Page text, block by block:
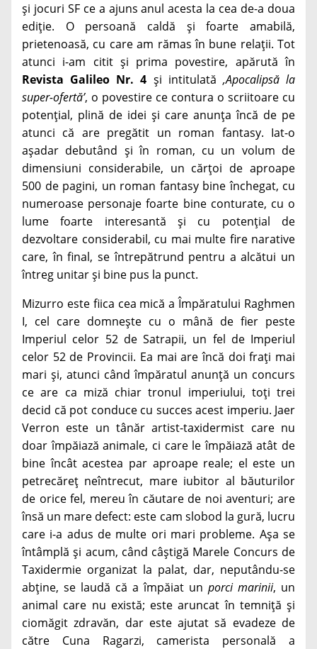
și jocuri SF ce a ajuns anul acesta la cea de-a doua
ediție. O persoană caldă și foarte amabilă,
prietenoasă, cu care am rămas în bune relații. Tot
atunci i-am citit și prima povestire, apărută în
Revista Galileo Nr. 4 și intitulată ‚Apocalipsă la
super-ofertă’, o povestire ce contura o scriitoare cu
potențial, plină de idei și care anunța încă de pe
atunci că are pregătit un roman fantasy. Iat-o
așadar debutând și în roman, cu un volum de
dimensiuni considerabile, un cărțoi de aproape
500 de pagini, un roman fantasy bine închegat, cu
numeroase personaje foarte bine conturate, cu o
lume foarte interesantă și cu potențial de
dezvoltare considerabil, cu mai multe fire narative
care, în final, se întrepătrund pentru a alcătui un
întreg unitar și bine pus la punct.
Mizurro este fiica cea mică a Împăratului Raghmen
I, cel care domnește cu o mână de fier peste
Imperiul celor 52 de Satrapii, un fel de Imperiul
celor 52 de Provincii. Ea mai are încă doi frați mai
mari și, atunci când împăratul anunță un concurs
ce are ca miză chiar tronul imperiului, toți trei
decid că pot conduce cu succes acest imperiu. Jaer
Verron este un tânăr artist-taxidermist care nu
doar împăiază animale, ci care le împăiază atât de
bine încât acestea par aproape reale; el este un
petrecăreț neîntrecut, mare iubitor al băuturilor
de orice fel, mereu în căutare de noi aventuri; are
însă un mare defect: este cam slobod la gură, lucru
care i-a adus de multe ori mari probleme. Așa se
întâmplă și acum, când câștigă Marele Concurs de
Taxidermie organizat la palat, dar, neputându-se
abține, se laudă că a împăiat un porci marinii, un
animal care nu există; este aruncat în temniță și
ciomăgit zdravăn, dar este ajutat să evadeze de
către Cuna Ragarzi, camerista personală a